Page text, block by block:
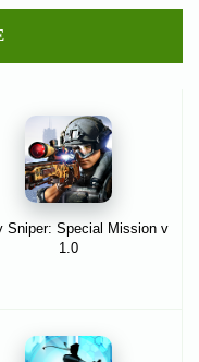
Sniper: Special Mission v
1.0